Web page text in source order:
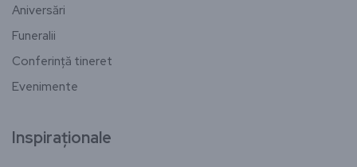
Aniversări
Funeralii
Conferință tineret
Evenimente
Inspiraționale